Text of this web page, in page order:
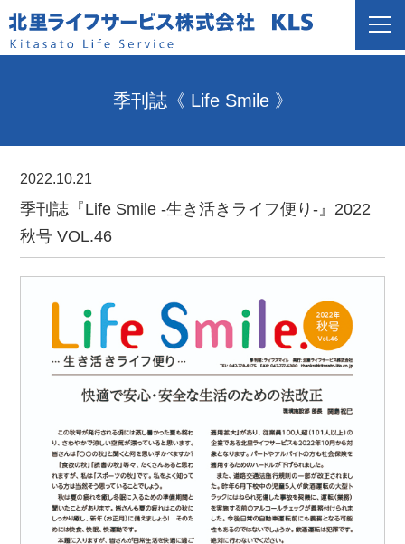
季刊誌《 Life Smile 》
2022.10.21
季刊誌『Life Smile -生き活きライフ便り-』2022
秋号 VOL.46